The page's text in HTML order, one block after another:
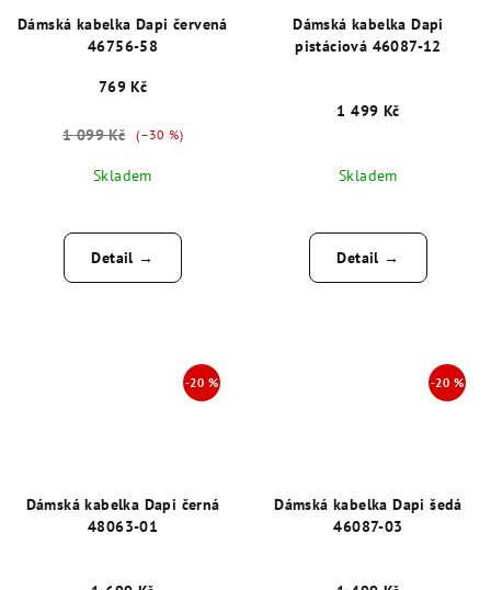
Dámská kabelka Dapi červená
46756-58
769 Kč
1 099 Kč (–30 %)
Skladem
Detail →
Dámská kabelka Dapi
pistáciová 46087-12
1 499 Kč
Skladem
Detail →
Dámská kabelka Dapi černá
48063-01
Dámská kabelka Dapi šedá
46087-03